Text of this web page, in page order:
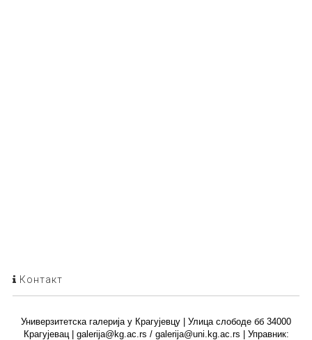
Контакт
Универзитетска галерија у Крагујевцу | Улица слободе бб 34000
Крагујевац | galerija@kg.ac.rs / galerija@uni.kg.ac.rs | Управник: